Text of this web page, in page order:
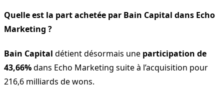
Quelle est la part achetée par Bain Capital dans Echo
Marketing ?
Bain Capital détient désormais une participation de
43,66%dans Echo Marketing suite à l’acquisition pour
216,6 milliards de wons.